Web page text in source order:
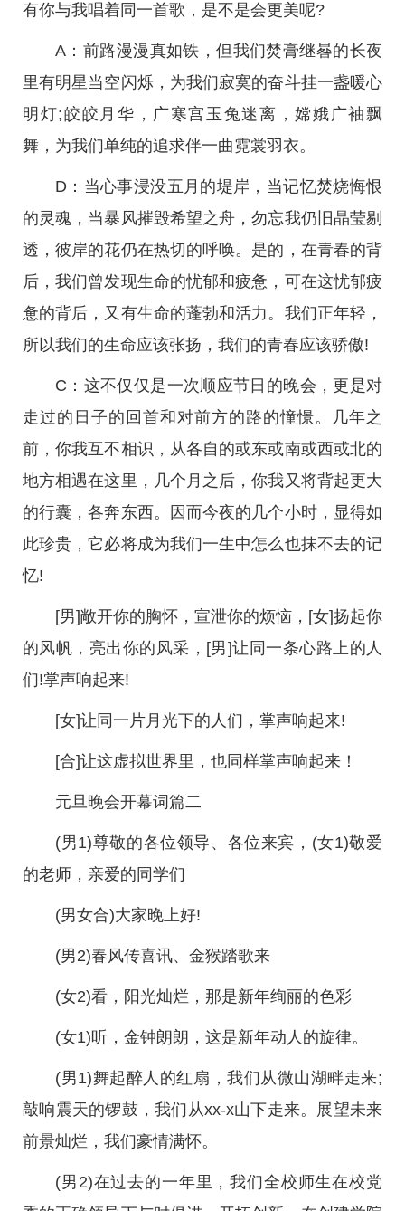
有你与我唱着同一首歌，是不是会更美呢?
A：前路漫漫真如铁，但我们焚膏继晷的长夜
里有明星当空闪烁，为我们寂寞的奋斗挂一盏暖心
明灯;皎皎月华，广寒宫玉兔迷离，嫦娥广袖飘
舞，为我们单纯的追求伴一曲霓裳羽衣。
D：当心事浸没五月的堤岸，当记忆焚烧悔恨
的灵魂，当暴风摧毁希望之舟，勿忘我仍旧晶莹剔
透，彼岸的花仍在热切的呼唤。是的，在青春的背
后，我们曾发现生命的忧郁和疲惫，可在这忧郁疲
惫的背后，又有生命的蓬勃和活力。我们正年轻，
所以我们的生命应该张扬，我们的青春应该骄傲!
C：这不仅仅是一次顺应节日的晚会，更是对
走过的日子的回首和对前方的路的憧憬。几年之
前，你我互不相识，从各自的或东或南或西或北的
地方相遇在这里，几个月之后，你我又将背起更大
的行囊，各奔东西。因而今夜的几个小时，显得如
此珍贵，它必将成为我们一生中怎么也抹不去的记
忆!
[男]敞开你的胸怀，宣泄你的烦恼，[女]扬起你
的风帆，亮出你的风采，[男]让同一条心路上的人
们!掌声响起来!
[女]让同一片月光下的人们，掌声响起来!
[合]让这虚拟世界里，也同样掌声响起来！
元旦晚会开幕词篇二
(男1)尊敬的各位领导、各位来宾，(女1)敬爱
的老师，亲爱的同学们
(男女合)大家晚上好!
(男2)春风传喜讯、金猴踏歌来
(女2)看，阳光灿烂，那是新年绚丽的色彩
(女1)听，金钟朗朗，这是新年动人的旋律。
(男1)舞起醉人的红扇，我们从微山湖畔走来;
敲响震天的锣鼓，我们从xx-x山下走来。展望未来
前景灿烂，我们豪情满怀。
(男2)在过去的一年里，我们全校师生在校党